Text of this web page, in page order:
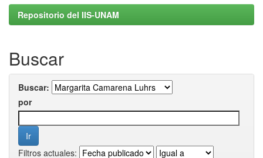
Repositorio del IIS-UNAM
Buscar
Buscar:
por
Filtros actuales: